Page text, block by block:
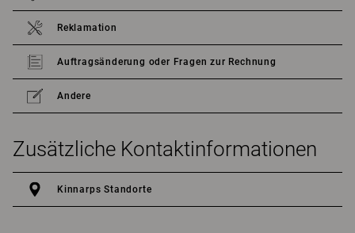
Reklamation
Auftragsänderung oder Fragen zur Rechnung
Andere
Zusätzliche Kontaktinformationen
Kinnarps Standorte